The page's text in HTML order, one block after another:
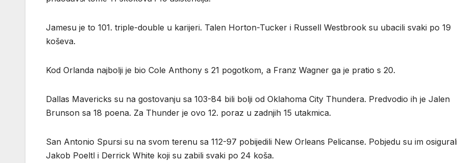
Jamesu je to 101. triple-double u karijeri. Talen Horton-Tucker i Russell Westbrook su ubacili svaki po 19
koševa.
Kod Orlanda najbolji je bio Cole Anthony s 21 pogotkom, a Franz Wagner ga je pratio s 20.
Dallas Mavericks su na gostovanju sa 103-84 bili bolji od Oklahoma City Thundera. Predvodio ih je Jalen
Brunson sa 18 poena. Za Thunder je ovo 12. poraz u zadnjih 15 utakmica.
San Antonio Spursi su na svom terenu sa 112-97 pobijedili New Orleans Pelicanse. Pobjedu su im
Jakob Poeltl i Derrick White koji su zabili svaki po 24 koša.